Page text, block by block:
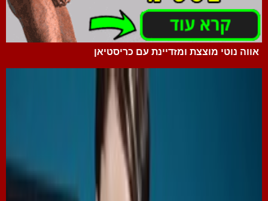
אווה נוטי מוצצת ומזדיינת עם כריסטיאן